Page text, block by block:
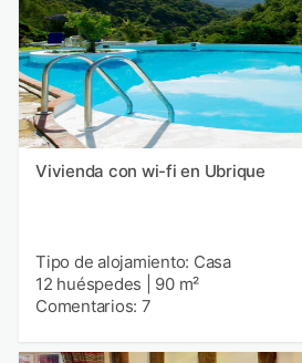
Vivienda con wi-fi en Ubrique
Tipo de alojamiento: Casa
12 huéspedes
90 m²
Comentarios: 7